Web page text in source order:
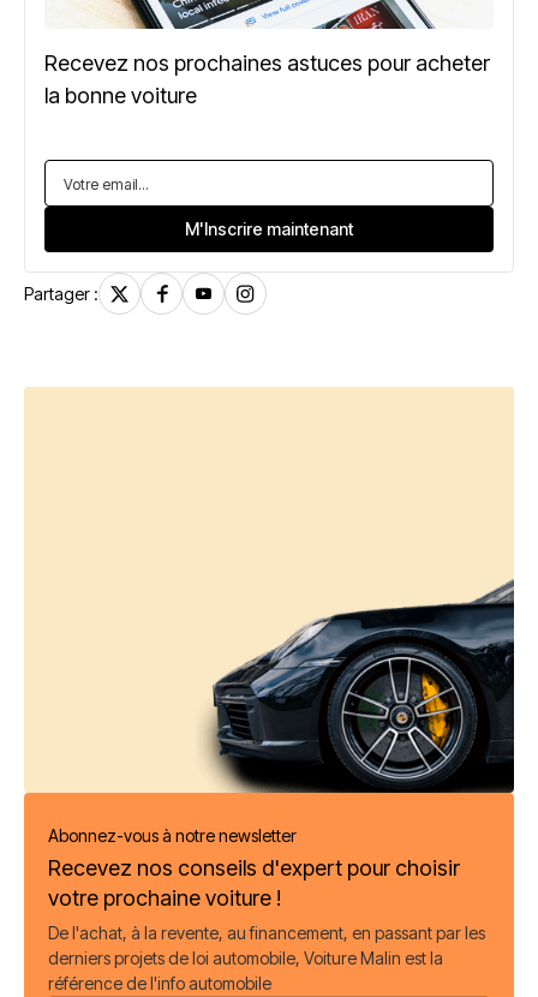
Recevez nos prochaines astuces pour acheter
la bonne voiture
Partager :
Abonnez-vous à notre newsletter
Recevez nos conseils d'expert pour choisir
votre prochaine voiture !
De l'achat, à la revente, au financement, en passant par les
derniers projets de loi automobile, Voiture Malin est la
référence de l'info automobile